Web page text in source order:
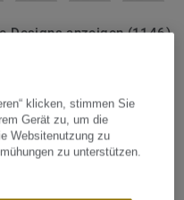
Designs anzeigen (1146)
PVC-Böden
GREEN
klicken, stimmen Sie
Gerät zu, um die
Websitenutzung zu
zu unterstützen.